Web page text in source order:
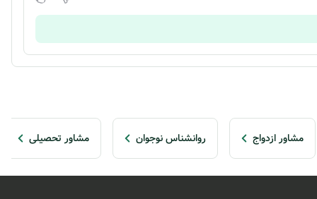
مشاور ازدواج روانشناس نوجوان مشاور تحصیلی